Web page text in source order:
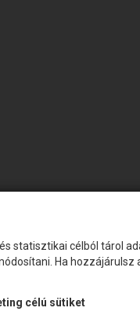
célból tárol
Ha hozzájárulsz
célú sütiket